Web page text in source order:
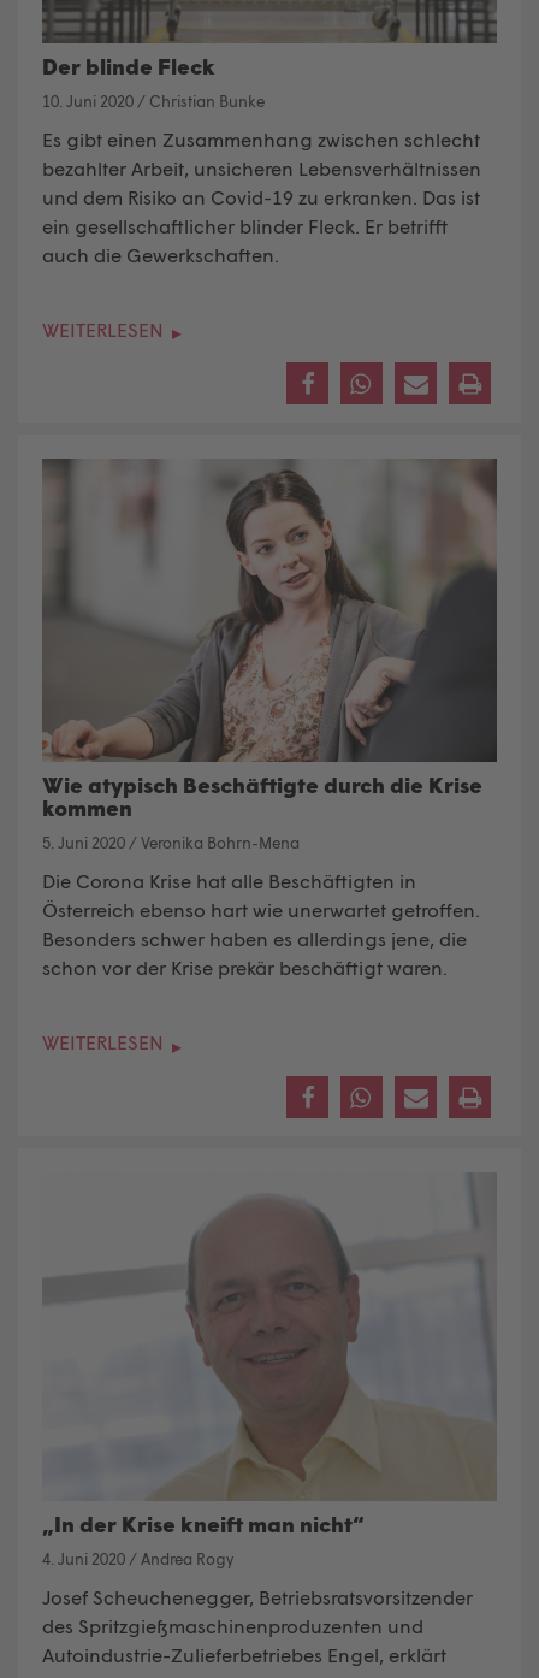
Der blinde Fleck
10. Juni 2020 / Christian Bunke
Es gibt einen Zusammenhang zwischen schlecht
bezahlter Arbeit, unsicheren Lebensverhältnissen
und dem Risiko an Covid-19 zu erkranken. Das ist
ein gesellschaftlicher blinder Fleck. Er betrifft
auch die Gewerkschaften.
WEITERLESEN
Wie atypisch Beschäftigte durch die Krise
kommen
5. Juni 2020 /Veronika Bohrn-Mena
Die Corona Krise hat alle Beschäftigten in
Österreich ebenso hart wie unerwartet getroffen.
Besonders schwer haben es allerdings jene, die
schon vor der Krise prekär beschäftigt waren.
WEITERLESEN
„In der Krise kneift man nicht“
4. Juni 2020 / Andrea Rogy
Josef Scheuchenegger, Betriebsratsvorsitzender
des Spritzgießmaschinenproduzenten und
Autoindustrie-Zulieferbetriebes Engel, erklärt